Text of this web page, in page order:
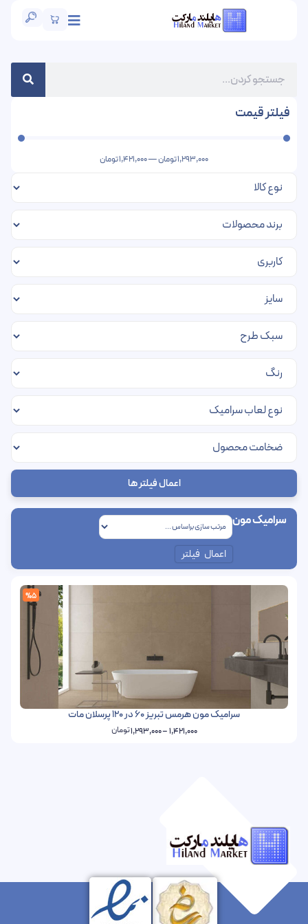
فیلتر قیمت
1,293,000تومان—
1,421,000تومان
اعمال فیلتر ها
سرامیک مون
اعمال فیلتر
%5
سرامیک مون هرمس تبریز 60 در 120 پرسلان مات
1,421,000
–
1,293,000تومان